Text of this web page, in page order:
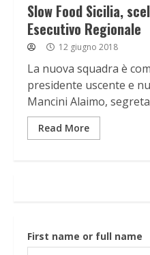
Slow Food Sicilia,
Esecutivo Regionale
12 giugno 2018
La nuova squadra è
presidente uscente e
Mancini Alaimo,
Read More
First name or full name